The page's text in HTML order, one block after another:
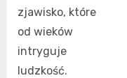
zjawisko, które
od wieków
intryguje
ludzkość.